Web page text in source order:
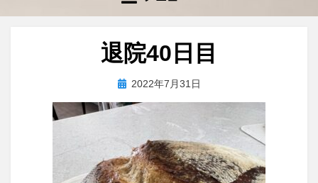
退院40日目
投稿者wad
投 2022年7月31日